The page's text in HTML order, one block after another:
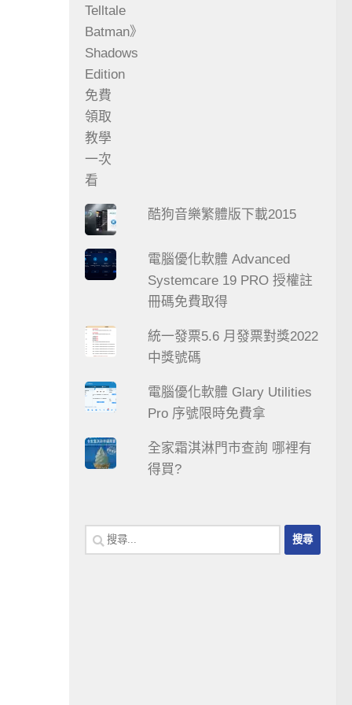
酷狗音樂繁體版下載2015
電腦優化軟體 Advanced
Systemcare 19 PRO 授權註
冊碼免費取得
統一發票5.6 月發票對獎2022
中獎號碼
電腦優化軟體 Glary Utilities
Pro 序號限時免費拿
全家霜淇淋門市查詢 哪裡有
得買?
搜
尋